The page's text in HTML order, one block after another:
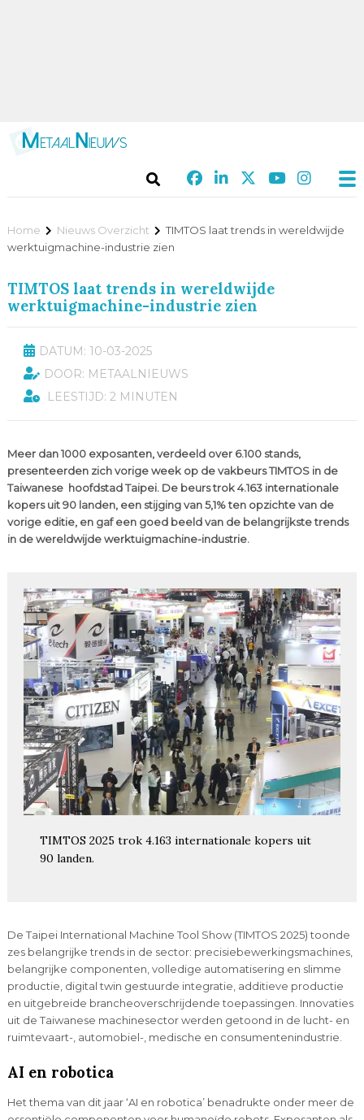
Home Nieuws Overzicht
TIMTOS laat trends in wereldwijde
werktuigmachine-industrie zien
TIMTOS laat trends in wereldwijde
werktuigmachine-industrie zien
DATUM: 10-03-2025
DOOR: METAALNIEUWS
LEESTIJD: 2 MINUTEN
Meer dan 1000 exposanten, verdeeld over 6.100 stands,
presenteerden zich vorige week op de vakbeurs TIMTOS in de
Taiwanese hoofdstad Taipei. De beurs trok 4.163 internationale
kopers uit 90 landen, een stijging van 5,1% ten opzichte van de
vorige editie, en gaf een goed beeld van de belangrijkste trends
in de wereldwijde werktuigmachine-industrie.
TIMTOS 2025 trok 4.163 internationale kopers uit
90 landen.
De Taipei International Machine Tool Show (TIMTOS 2025) toonde
zes belangrijke trends in de sector: precisiebewerkingsmachines,
belangrijke componenten, volledige automatisering en slimme
productie, digital twin gestuurde integratie, additieve productie
en uitgebreide brancheoverschrijdende toepassingen. Innovaties
uit de Taiwanese machinesector werden getoond in de lucht- en
ruimtevaart-, automobiel-, medische en consumentenindustrie.
AI en robotica
Het thema van dit jaar ‘AI en robotica’ benadrukte onder meer de